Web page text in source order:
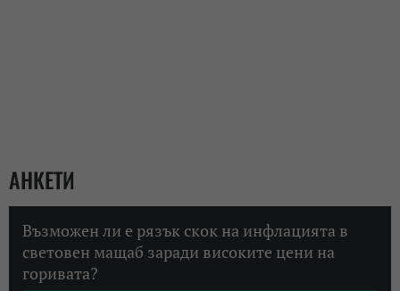
АНКЕТИ
Възможен ли е рязък скок на инфлацията в
световен мащаб заради високите цени на
горивата?